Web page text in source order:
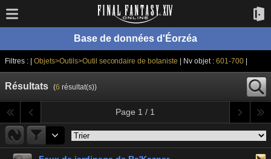
Base de données d'Éorzéa
Filtres : | Objets>Outils>Outil secondaire de botaniste | Nv objet : 601-700|
Résultats (6 résultat(s))
Page 1 / 1